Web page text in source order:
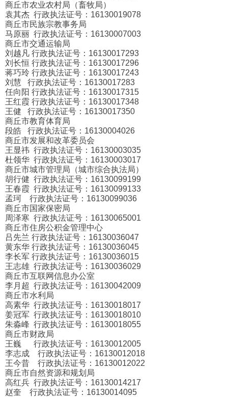
商丘市农业农村局（畜牧局）
袁其杰 行政执法证号：16130019078
商丘市民族宗教事务局
马原丽 行政执法证号：16130007003
商丘市交通运输局
刘越凡 行政执法证号：16130017293
刘长恒 行政执法证号：16130017296
蒋巧玲 行政执法证号：16130017243
刘慧 行政执法证号：16130017283
任向阳 行政执法证号：16130017315
王红霞 行政执法证号：16130017348
王健 行政执法证号：16130017350
商丘市教育体育局
段皓 行政执法证号：16130004026
商丘市发展和改革委员会
王显祎 行政执法证号：16130003035
杜领华 行政执法证号：16130003017
商丘市城市管理局（城市综合执法局）
胡行健 行政执法证号：16130099199
王春霞 行政执法证号：16130099133
孟珂 行政执法证号：16130099036
商丘市国家保密局
周泽寒 行政执法证号：16130065001
商丘市住房公积金管理中心
吕先兰 行政执法证号：16130036047
黄东华 行政执法证号：16130036045
李长军 行政执法证号：16130036015
王志雄 行政执法证号：16130036029
商丘市互联网信息办公室
李月超 行政执法证号：16130042009
商丘市水利局
高素华 行政执法证号：16130018017
姜冠军 行政执法证号：16130018010
朱淼峰 行政执法证号：16130018055
商丘市财政局
王巍 行政执法证号：16130012005
李志成 行政执法证号：16130012018
王今昔 行政执法证号：16130012022
商丘市自然资源和规划局
高红兵 行政执法证号：16130014217
赵奎 行政执法证号：16130014095